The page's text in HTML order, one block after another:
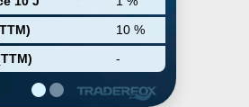
10 %
-
Verkaufsverpackungen,
sowie
gestrichenem und
ungestrichenem Karton.